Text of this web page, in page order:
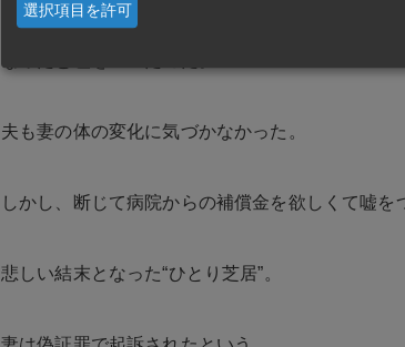
夫を落胆させたくないあまり事実を隠し、妊娠
夫も妻の体の変化に気づかなかった。
しかし、断じて病院からの補償金を欲しくて嘘を
悲しい結末となった“ひとり芝居”。
選択項目を許可